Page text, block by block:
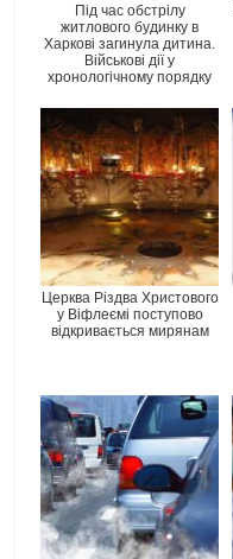
Під час обстрілу
житлового будинку в
Харкові загинула дитина.
Військові дії у
хронологічному порядку
Церква Різдва Христового
у Віфлеємі поступово
відкривається мирянам